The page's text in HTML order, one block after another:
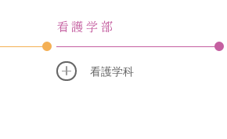
看護学部
看護学科